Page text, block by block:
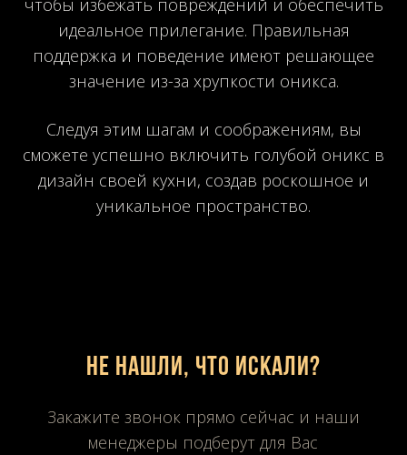
идеальное прилегание. Правильная
поддержка и поведение имеют решающее
значение из-за хрупкости оникса.
Следуя этим шагам и соображениям, вы
сможете успешно включить голубой оникс в
дизайн своей кухни, создав роскошное и
уникальное пространство.
Не нашли, что искали?
Закажите звонок прямо сейчас и наши
менеджеры подберут для Вас